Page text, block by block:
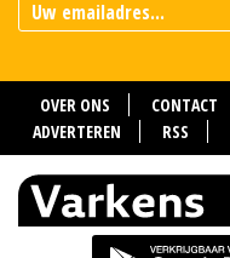
OVER ONS CONTACT
ADVERTEREN
RSS